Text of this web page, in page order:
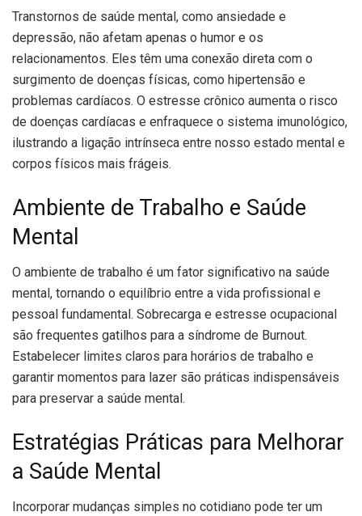
Transtornos de saúde mental, como ansiedade e
depressão, não afetam apenas o humor e os
relacionamentos. Eles têm uma conexão direta com o
surgimento de doenças físicas, como hipertensão e
problemas cardíacos. O estresse crônico aumenta o risco
de doenças cardíacas e enfraquece o sistema imunológico,
ilustrando a ligação intrínseca entre nosso estado mental e
corpos físicos mais frágeis.
Ambiente de Trabalho e Saúde
Mental
O ambiente de trabalho é um fator significativo na saúde
mental, tornando o equilíbrio entre a vida profissional e
pessoal fundamental. Sobrecarga e estresse ocupacional
são frequentes gatilhos para a síndrome de Burnout.
Estabelecer limites claros para horários de trabalho e
garantir momentos para lazer são práticas indispensáveis
para preservar a saúde mental.
Estratégias Práticas para Melhorar
a Saúde Mental
Incorporar mudanças simples no cotidiano pode ter um